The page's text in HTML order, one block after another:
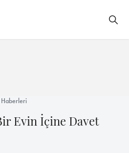
Evin İçine Davet